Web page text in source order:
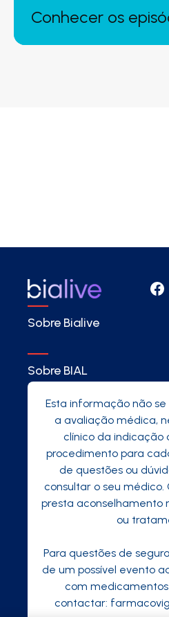
Conhecer os
Sobre Bialive
Sobre BIAL
Esta informação não
a avaliação médica,
clínico da indicação
procedimento para
de questões ou
consultar o seu médico.
presta aconselhamento
ou
Para questões de
de um possível evento
com medicamentos
contactar: